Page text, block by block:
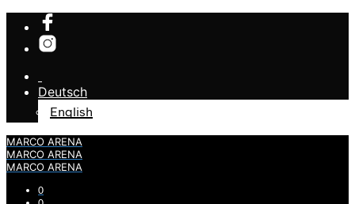
Deutsch
English
MARCO ARENA
MARCO ARENA
MARCO ARENA
0